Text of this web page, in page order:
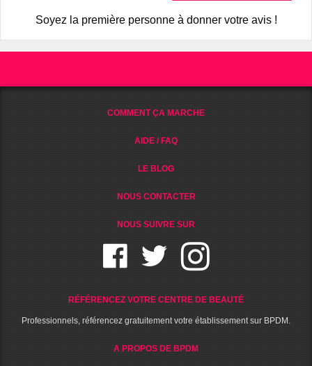
Soyez la première personne à donner votre avis !
COMMENT ÇA MARCHE
AIDE / FAQ
LE BLOG
NOUS CONTACTER
NOUS SUIVRE SUR
RÉFÉRENCEZ VOTRE CENTRE DE BEAUTÉ
Professionnels, référencez gratuitement votre établissement sur BPDM.
A PROPOS DE BPDM